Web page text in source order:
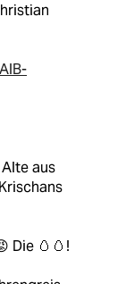
aus
Die 🥚🥚!